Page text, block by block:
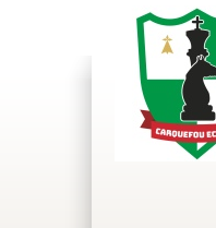
Aller au contenu principal